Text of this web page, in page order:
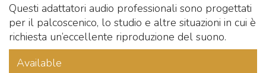
Questi adattatori audio professionali sono progettati
per il palcoscenico, lo studio e altre situazioni in cui è
richiesta un’eccellente riproduzione del suono.
Available